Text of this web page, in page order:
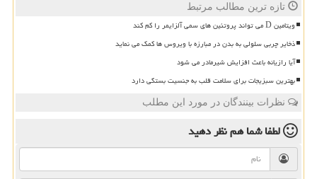
تازه ترین مطالب مرتبط
ویتامین D می تواند پروتئین های سمی آلزایمر را کم کند
ذخایر چربی سلولی به بدن در مبارزه با ویروس ها کمک می نماید
آیا رازیانه باعث افزایش شیرمادر می شود
بهترین سبزیجات برای سلامت قلب به جنسیت بستگی دارد
نظرات بینندگان در مورد این مطلب
لطفا شما همنظر دهید